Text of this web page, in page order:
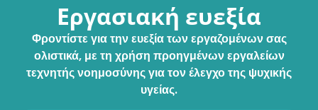
Eργασιακή ευεξία
Φροντίστε για την ευεξία των εργαζομένων σας
ολιστικά, με τη χρήση προηγμένων εργαλείων
τεχνητής νοημοσύνης για τον έλεγχο της ψυχικής
υγείας.